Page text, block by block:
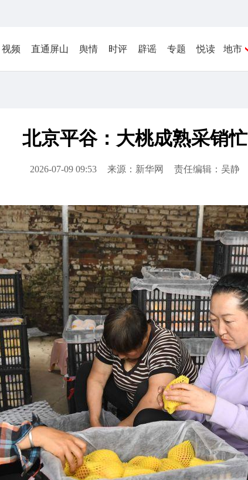
视频 直通屏山 舆情 时评 辟谣 专题 悦读 地市
北京平谷：大桃成熟采销忙
2026-07-09 09:53 来源：新华网 责任编辑：吴静